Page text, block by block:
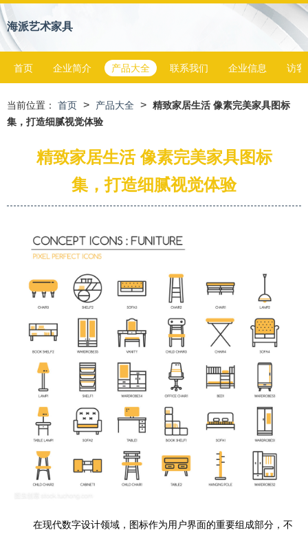
海派艺术家具
首页 企业简介 产品大全 联系我们 企业信息 访客
当前位置： 首页 > 产品大全 > 精致家居生活 像素完美家具图标
集，打造细腻视觉体验
精致家居生活 像素完美家具图标
集，打造细腻视觉体验
在现代数字设计领域，图标作为用户界面的重要组成部分，不